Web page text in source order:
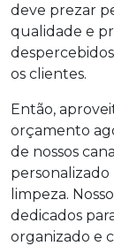
deve prezar
qualidade e
os clientes.
Então,
orçamento
de nossos
personalizado
limpeza.
dedicados
organizado e